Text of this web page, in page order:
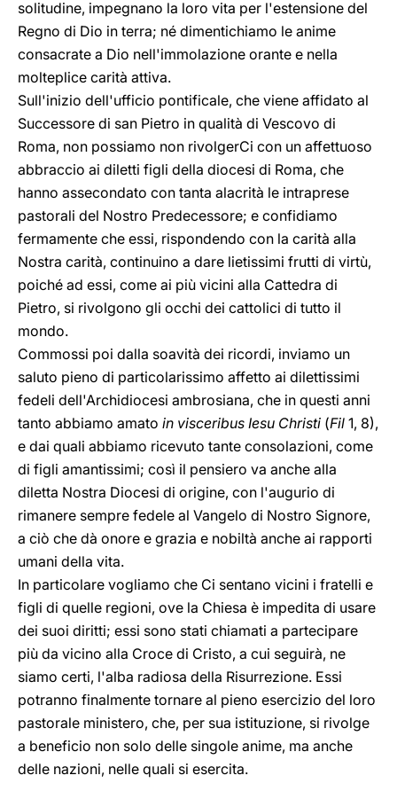
solitudine, impegnano la loro vita per l'estensione del
Regno di Dio in terra; né dimentichiamo le anime
consacrate a Dio nell'immolazione orante e nella
molteplice carità attiva.
Sull'inizio dell'ufficio pontificale, che viene affidato al
Successore di san Pietro in qualità di Vescovo di
Roma, non possiamo non rivolgerCi con un affettuoso
abbraccio ai diletti figli della diocesi di Roma, che
hanno assecondato con tanta alacrità le intraprese
pastorali del Nostro Predecessore; e confidiamo
fermamente che essi, rispondendo con la carità alla
Nostra carità, continuino a dare lietissimi frutti di virtù,
poiché ad essi, come ai più vicini alla Cattedra di
Pietro, si rivolgono gli occhi dei cattolici di tutto il
mondo.
Commossi poi dalla soavità dei ricordi, inviamo un
saluto pieno di particolarissimo affetto ai dilettissimi
fedeli dell'Archidiocesi ambrosiana, che in questi anni
tanto abbiamo amato in visceribus Iesu Christi (Fil 1, 8),
e dai quali abbiamo ricevuto tante consolazioni, come
di figli amantissimi; così il pensiero va anche alla
diletta Nostra Diocesi di origine, con l'augurio di
rimanere sempre fedele al Vangelo di Nostro Signore,
a ciò che dà onore e grazia e nobiltà anche ai rapporti
umani della vita.
In particolare vogliamo che Ci sentano vicini i fratelli e
figli di quelle regioni, ove la Chiesa è impedita di usare
dei suoi diritti; essi sono stati chiamati a partecipare
più da vicino alla Croce di Cristo, a cui seguirà, ne
siamo certi, l'alba radiosa della Risurrezione. Essi
potranno finalmente tornare al pieno esercizio del loro
pastorale ministero, che, per sua istituzione, si rivolge
a beneficio non solo delle singole anime, ma anche
delle nazioni, nelle quali si esercita.